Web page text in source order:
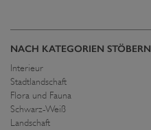
NACH KATEGORIEN STÖBERN
Interieur
Stadtlandschaft
Flora und Fauna
Schwarz-Weiß
Landschaft